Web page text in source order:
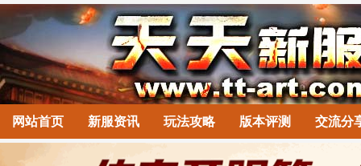
网站首页 新服资讯 玩法攻略 版本评测 交流分